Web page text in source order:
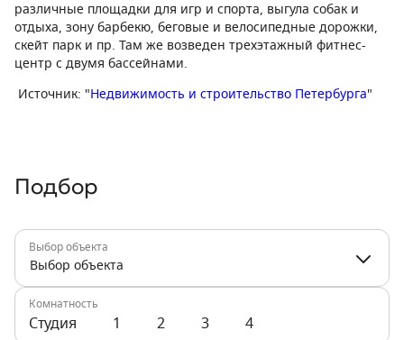
различные площадки для игр и спорта, выгула собак и
отдыха, зону барбекю, беговые и велосипедные дорожки,
скейт парк и пр. Там же возведен трехэтажный фитнес-
центр с двумя бассейнами.
Источник: " Недвижимость и строительство Петербурга"
Подбор
Выбор объекта
Выбор объекта
Комнатность
Студия 1 2 3 4